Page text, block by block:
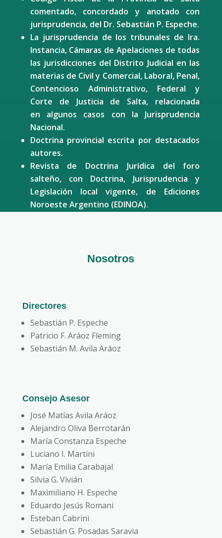
comentado, concordado y anotado con
jurisprudencia, del Dr. Sebastián P. Espeche.
La jurisprudencia de los tribunales de Ira.
Instancia, Cámaras de Apelaciones de todas
las jurisdicciones del Distrito Judicial en las
materias de Civil y Comercial, Laboral, Penal,
Contencioso Administrativo, Federal y
Corte de Justicia de Salta, relacionada
en algunos casos con la Jurisprudencia
Nacional.
Doctrina provincial escrita por destacados
autores.
Revista de Doctrina Jurídica del foro
salteño, con Doctrina, Jurisprudencia y
Legislación local vigente, de Ediciones
Noroeste Argentino (EDINOA).
Nosotros
Directores
Sebastián P. Espeche
Patricio F. Aráoz Fleming
Sebastián M. Avila Aráoz
Consejo Asesor
José Matías Avila Aráoz
Alejandro Oliva Berrotarán
María Constanza Espeche
Luciano I. Martini
María Emilia Carabajal
Silvia G. Vivián
Maximiliano H. Espeche
Eduardo Jesús Romani
Esteban Cabrini
Sebastián G. Posadas Saravia